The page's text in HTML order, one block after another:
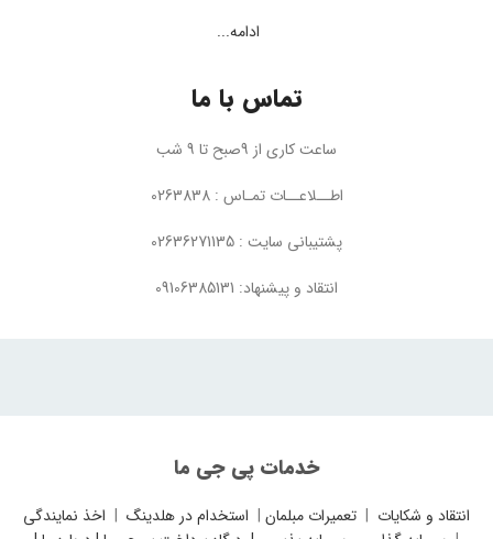
ادامه...
تماس با ما
ساعت کاری از 9صبح تا 9 شب
اطــلاعــات تمـاس : 0263838
پشتیبانی سایت : 02636271135
انتقاد و پیشنهاد: 09106385131
خدمات پی جی ما
انتقاد و شکایات | تعمیرات مبلمان | استخدام در هلدینگ | اخذ نمایندگی